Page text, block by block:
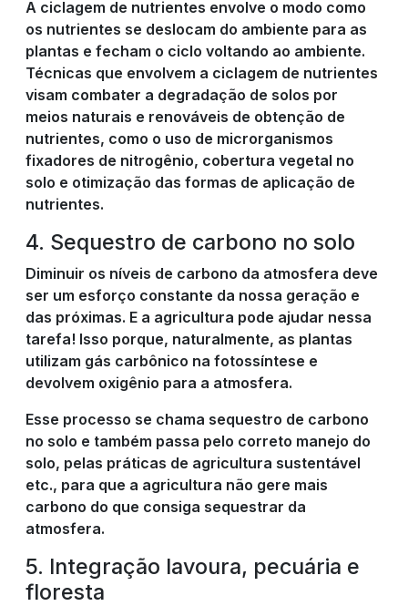
A ciclagem de nutrientes envolve o modo como
os nutrientes se deslocam do ambiente para as
plantas e fecham o ciclo voltando ao ambiente.
Técnicas que envolvem a ciclagem de nutrientes
visam combater a degradação de solos por
meios naturais e renováveis de obtenção de
nutrientes, como o uso de microrganismos
fixadores de nitrogênio, cobertura vegetal no
solo e otimização das formas de aplicação de
nutrientes.
4. Sequestro de carbono no solo
Diminuir os níveis de carbono da atmosfera deve
ser um esforço constante da nossa geração e
das próximas. E a agricultura pode ajudar nessa
tarefa! Isso porque, naturalmente, as plantas
utilizam gás carbônico na fotossíntese e
devolvem oxigênio para a atmosfera.
Esse processo se chama sequestro de carbono
no solo e também passa pelo correto manejo do
solo, pelas práticas de agricultura sustentável
etc., para que a agricultura não gere mais
carbono do que consiga sequestrar da
atmosfera.
5. Integração lavoura, pecuária e
floresta